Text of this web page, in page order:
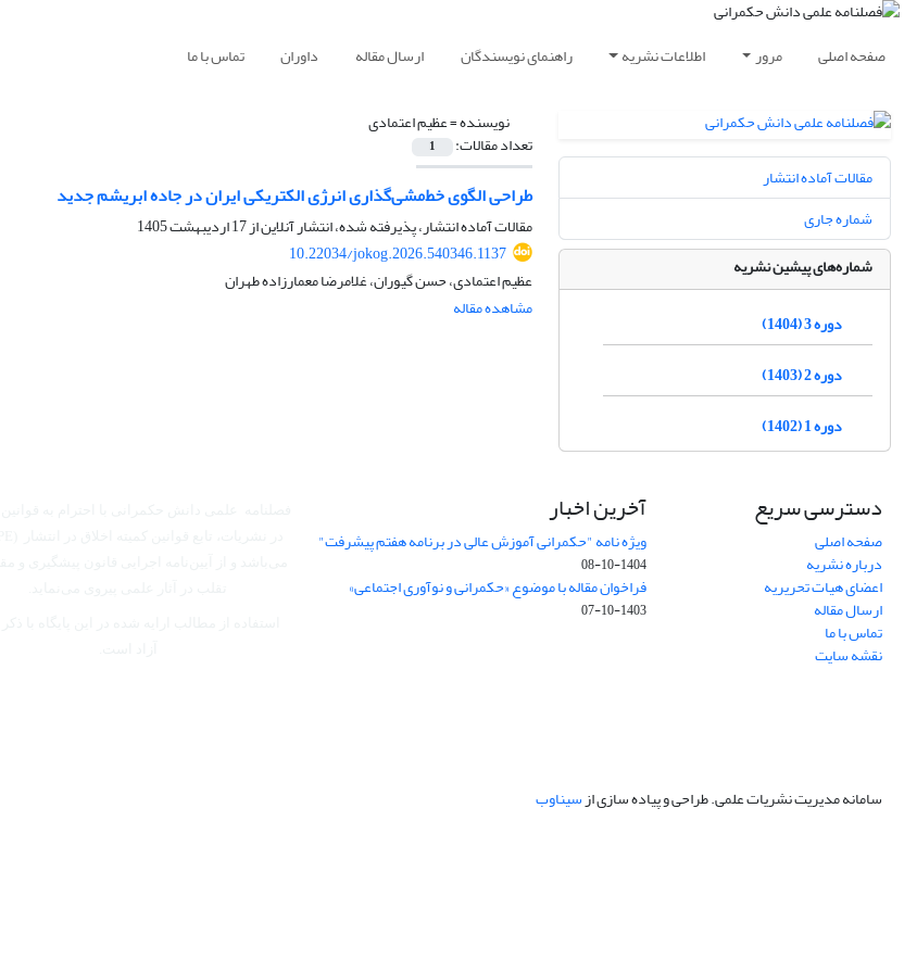
صفحه اصلی مرور اطلاعات نشریه راهنمای نویسندگان ارسال مقاله داوران تماس با ما
نویسنده =عظیم اعتمادی
تعداد مقالات: 1
طراحی الگوی خط‌مشی‌گذاری انرژی الکتریکی ایران در جاده ابریشم جدید
مقالات آماده انتشار، پذیرفته شده، انتشار آنلاین از17 اردیبهشت 1405
10.22034/jokog.2026.540346.1137
عظیم اعتمادی، حسن گیوران، غلامرضا معمارزاده طهران
مشاهده مقاله
مقالات آماده انتشار
شماره جاری
شماره‌های پیشین نشریه
دوره 3 (1404)
دوره 2 (1403)
دوره 1 (1402)
دسترسی سریع
صفحه اصلی
درباره نشریه
اعضای هیات تحریریه
ارسال مقاله
تماس با ما
نقشه سایت
آخرین اخبار
ویژه نامه "حکمرانی آموزش عالی در برنامه هفتم پیشرفت"
1404-10-08
فراخوان مقاله با موضوع «حکمرانی و نوآوری اجتماعی»
1403-10-07
سامانه مدیریت نشریات علمی.طراحی و پیاده سازی ازسیناوب